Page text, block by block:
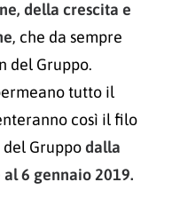
della crescita e
, che da sempre
del Gruppo.
tutto il
così il filo
Gruppodalla
6 gennaio 2019.